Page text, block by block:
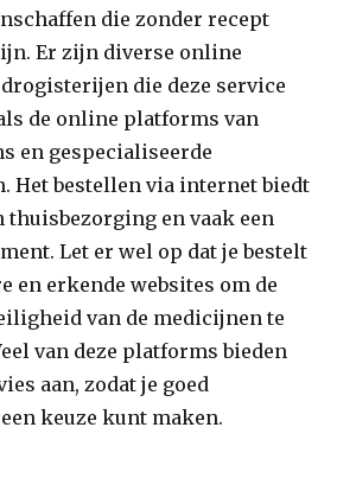
die zonder recept
Er zijn diverse online
die deze service
de online platforms van
en gespecialiseerde
Het bestellen via internet biedt
thuisbezorging en vaak een
Let er wel op dat je bestelt
en erkende websites om de
van de medicijnen te
van deze platforms bieden
aan, zodat je goed
keuze kunt maken.